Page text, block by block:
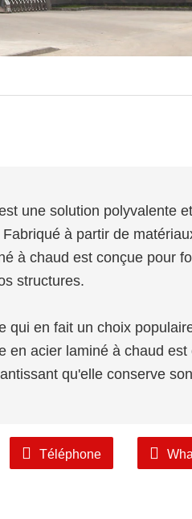
une solution polyvalente
à partir de
à chaud est conçue pour
structures.
qui en fait un choix
en acier laminé à chaud
qu'elle conserve
tailles et d'épaisseurs,
spécifiques de votre
Téléphone